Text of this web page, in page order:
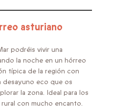
asturiano
podréis vivir una
la noche en un hórreo
típica de la región con
desayuno eco que os
la zona. Ideal para los
con mucho encanto.